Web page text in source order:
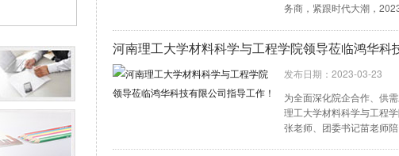
务商，紧跟时代大潮，
河南理工大学材料科学与工程学院领导莅临鸿华科
发布日期：2023-03-23
为全面深化院企合作、供
理工大学材料科学与工程
张老师、团委书记苗老师陪